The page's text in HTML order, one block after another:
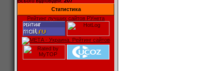
Статистика
Рейтинг лучших сайтов РУнета